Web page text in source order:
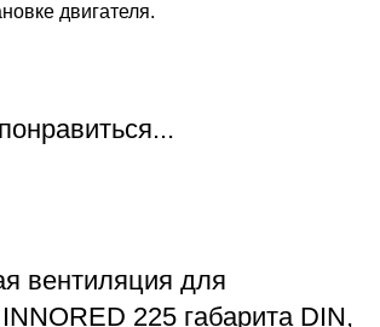
двигателя.
вентиляция для
225 габарита DIN,